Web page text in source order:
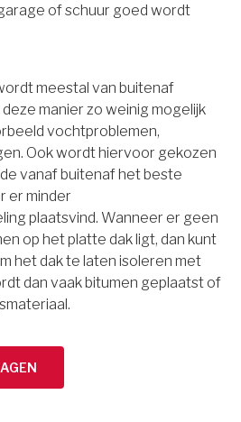
of schuur goed wordt
meestal van buitenaf
manier zo weinig mogelijk
vochtproblemen,
Ook wordt hiervoor gekozen
vanaf buitenaf het beste
er minder
plaatsvind. Wanneer er geen
op het platte dak ligt, dan kunt
het dak te laten isoleren met
dan vaak bitumen geplaatst of